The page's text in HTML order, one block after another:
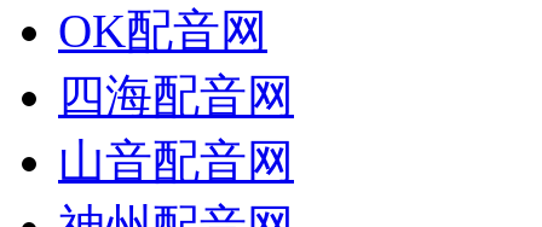
OK配音网
四海配音网
山音配音网